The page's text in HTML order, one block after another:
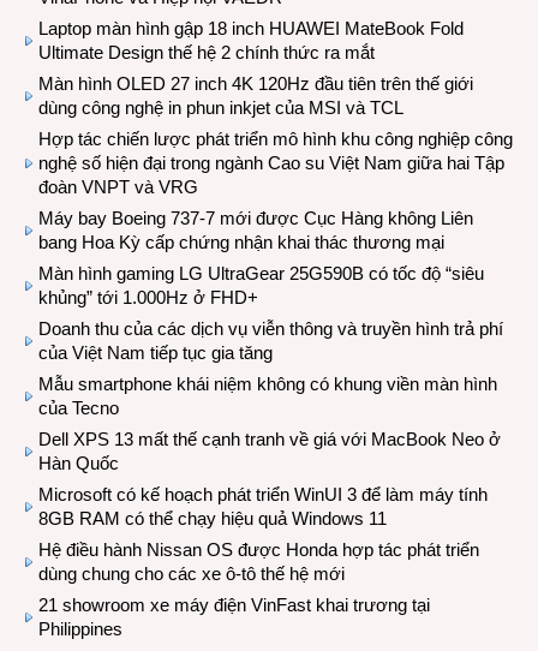
Laptop màn hình gập 18 inch HUAWEI MateBook Fold
Ultimate Design thế hệ 2 chính thức ra mắt
Màn hình OLED 27 inch 4K 120Hz đầu tiên trên thế giới
dùng công nghệ in phun inkjet của MSI và TCL
Hợp tác chiến lược phát triển mô hình khu công nghiệp công
nghệ số hiện đại trong ngành Cao su Việt Nam giữa hai Tập
đoàn VNPT và VRG
Máy bay Boeing 737-7 mới được Cục Hàng không Liên
bang Hoa Kỳ cấp chứng nhận khai thác thương mại
Màn hình gaming LG UltraGear 25G590B có tốc độ “siêu
khủng” tới 1.000Hz ở FHD+
Doanh thu của các dịch vụ viễn thông và truyền hình trả phí
của Việt Nam tiếp tục gia tăng
Mẫu smartphone khái niệm không có khung viền màn hình
của Tecno
Dell XPS 13 mất thế cạnh tranh về giá với MacBook Neo ở
Hàn Quốc
Microsoft có kế hoạch phát triển WinUI 3 để làm máy tính
8GB RAM có thể chạy hiệu quả Windows 11
Hệ điều hành Nissan OS được Honda hợp tác phát triển
dùng chung cho các xe ô-tô thế hệ mới
21 showroom xe máy điện VinFast khai trương tại
Philippines